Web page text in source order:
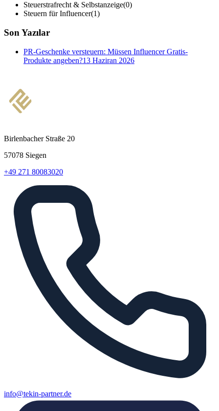
Steuerstrafrecht & Selbstanzeige(0)
Steuern für Influencer(1)
Son Yazılar
PR-Geschenke versteuern: Müssen Influencer Gratis-
Produkte angeben?13 Haziran 2026
Birlenbacher Straße 20
57078 Siegen
+49 271 80083020
info@tekin-partner.de